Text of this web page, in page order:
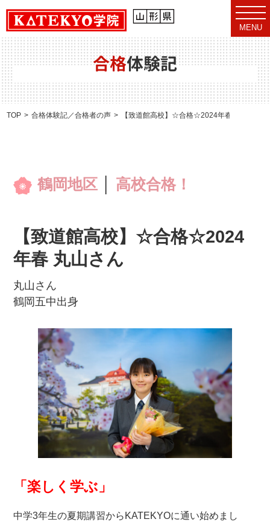
t
o
g
g
l
e
n
v
i
g
MENU
合格体験記
TOP 合格体験記／合格者の声 【致道館高校】☆合格☆2024年春 丸山さん
鶴岡地区 高校合格！
【致道館高校】☆合格☆2024
年春 丸山さん
丸山さん
鶴岡五中出身
「楽しく学ぶ」
中学3年生の夏期講習からKATEKYOに通い始めまし